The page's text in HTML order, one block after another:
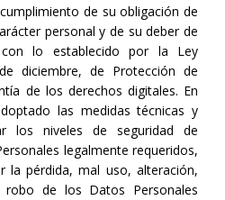
de su obligación de
personal y de su deber de
lo establecido por la Ley
diciembre, de Protección de
de los derechos digitales. En
las medidas técnicas y
los niveles de seguridad de
legalmente requeridos,
pérdida, mal uso, alteración,
de los Datos Personales